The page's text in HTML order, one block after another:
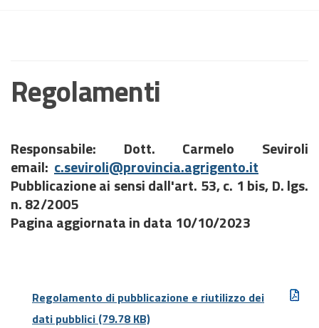
Regolamenti
Responsabile: Dott. Carmelo Seviroli
email: c.seviroli@provincia.agrigento.it
Pubblicazione ai sensi dall'art. 53, c. 1 bis, D. lgs.
n. 82/2005
Pagina aggiornata in data 10/10/2023
Regolamento di pubblicazione e riutilizzo dei
dati pubblici (79.78 KB)